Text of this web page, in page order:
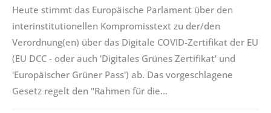
Heute stimmt das Europäische Parlament über den
interinstitutionellen Kompromisstext zu der/den
Verordnung(en) über das Digitale COVID-Zertifikat der EU
(EU DCC - oder auch 'Digitales Grünes Zertifikat' und
'Europäischer Grüner Pass') ab. Das vorgeschlagene
Gesetz regelt den "Rahmen für die…